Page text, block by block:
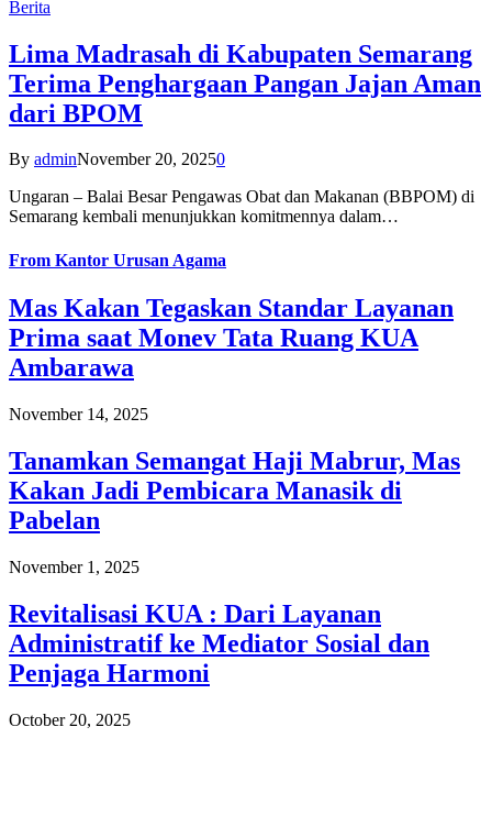
Berita
Lima Madrasah di Kabupaten Semarang
Terima Penghargaan Pangan Jajan Aman
dari BPOM
By adminNovember 20, 20250
Ungaran – Balai Besar Pengawas Obat dan Makanan (BBPOM) di
Semarang kembali menunjukkan komitmennya dalam…
From Kantor Urusan Agama
Mas Kakan Tegaskan Standar Layanan
Prima saat Monev Tata Ruang KUA
Ambarawa
November 14, 2025
Tanamkan Semangat Haji Mabrur, Mas
Kakan Jadi Pembicara Manasik di
Pabelan
November 1, 2025
Revitalisasi KUA : Dari Layanan
Administratif ke Mediator Sosial dan
Penjaga Harmoni
October 20, 2025